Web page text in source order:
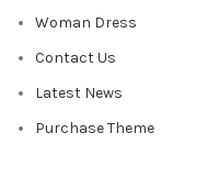
Woman Dress
Contact Us
Latest News
Purchase Theme